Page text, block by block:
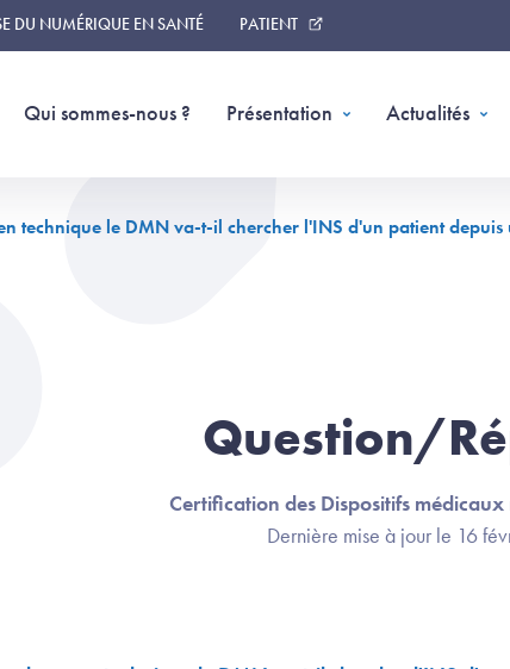
DU NUMÉRIQUE EN SANTÉ PATIENT
Qui sommes-nous ? Présentation Actualités
technique le DMN va-t-il chercher l'INS d'un patient
Question/
Certification des Dispositifs
Dernière mise à jour le 16